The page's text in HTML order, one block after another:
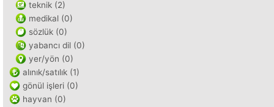
teknik (2)
medikal (0)
sözlük (0)
yabancı dil (0)
yer/yön (0)
alınık/satılık (1)
gönül işleri (0)
hayvan (0)